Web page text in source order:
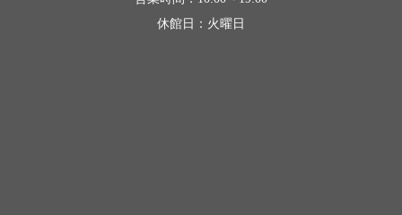
休館日：火曜日